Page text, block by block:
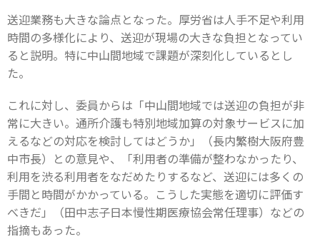
送迎業務も大きな論点となった。厚労省は人手不足や利用
時間の多様化により、送迎が現場の大きな負担となってい
ると説明。特に中山間地域で課題が深刻化しているとし
た。
これに対し、委員からは「中山間地域では送迎の負担が非
常に大きい。通所介護も特別地域加算の対象サービスに加
えるなどの対応を検討してはどうか」（長内繁樹大阪府豊
中市長）との意見や、「利用者の準備が整わなかったり、
利用を渋る利用者をなだめたりするなど、送迎には多くの
手間と時間がかかっている。こうした実態を適切に評価す
べきだ」（田中志子日本慢性期医療協会常任理事）などの
指摘もあった。